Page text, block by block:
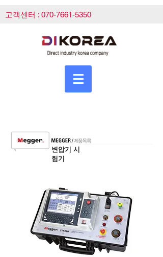
고객센터 : 070-7661-5350
변압기 시
험기